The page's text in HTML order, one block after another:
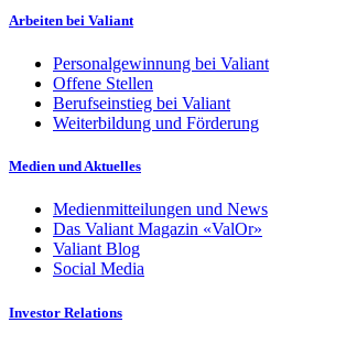
Arbeiten bei Valiant
Personalgewinnung bei Valiant
Offene Stellen
Berufseinstieg bei Valiant
Weiterbildung und Förderung
Medien und Aktuelles
Medienmitteilungen und News
Das Valiant Magazin «ValOr»
Valiant Blog
Social Media
Investor Relations